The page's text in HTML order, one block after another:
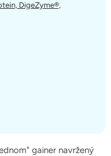
gainer navržený
DigeZyme®,